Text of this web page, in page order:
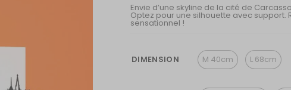
Envie d’une skyline de la cité de
Optez pour une silhouette avec
sensationnel !
DIMENSION M 40cm L 68cm